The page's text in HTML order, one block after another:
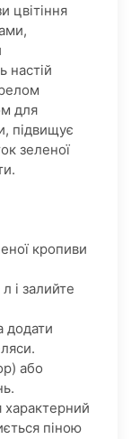
цвітіння
настій
для
підвищує
зеленої
кропиви
і залийте
додати
або
характерний
піною